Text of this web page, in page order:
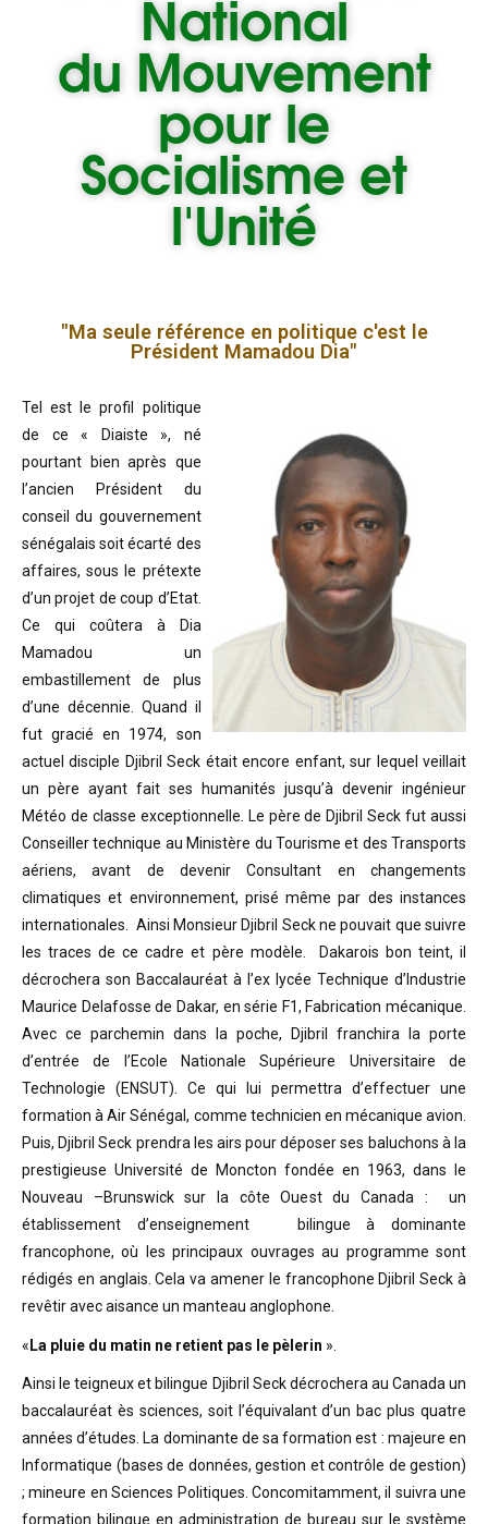
National
du Mouvement
pour le
Socialisme et
l'Unité
"Ma seule référence en politique c'est le
Président Mamadou Dia"
Tel est le profil politique
de ce « Diaiste », né
pourtant bien après que
l’ancien Président du
conseil du gouvernement
sénégalais soit écarté des
affaires, sous le prétexte
d’un projet de coup d’Etat.
Ce qui coûtera à Dia
Mamadou un
embastillement de plus
d’une décennie. Quand il
fut gracié en 1974, son
actuel disciple Djibril Seck était encore enfant, sur lequel veillait
un père ayant fait ses humanités jusqu’à devenir ingénieur
Météo de classe exceptionnelle. Le père de Djibril Seck fut aussi
Conseiller technique au Ministère du Tourisme et des Transports
aériens, avant de devenir Consultant en changements
climatiques et environnement, prisé même par des instances
internationales. Ainsi Monsieur Djibril Seck ne pouvait que suivre
les traces de ce cadre et père modèle. Dakarois bon teint, il
décrochera son Baccalauréat à l’ex lycée Technique d’Industrie
Maurice Delafosse de Dakar, en série F1, Fabrication mécanique.
Avec ce parchemin dans la poche, Djibril franchira la porte
d’entrée de l’Ecole Nationale Supérieure Universitaire de
Technologie (ENSUT). Ce qui lui permettra d’effectuer une
formation à Air Sénégal, comme technicien en mécanique avion.
Puis, Djibril Seck prendra les airs pour déposer ses baluchons à la
prestigieuse Université de Moncton fondée en 1963, dans le
Nouveau –Brunswick sur la côte Ouest du Canada : un
établissement d’enseignement bilingue à dominante
francophone, où les principaux ouvrages au programme sont
rédigés en anglais. Cela va amener le francophone Djibril Seck à
revêtir avec aisance un manteau anglophone.
«La pluie du matin ne retient pas le pèlerin ».
Ainsi le teigneux et bilingue Djibril Seck décrochera au Canada un
baccalauréat ès sciences, soit l’équivalant d’un bac plus quatre
années d’études. La dominante de sa formation est : majeure en
Informatique (bases de données, gestion et contrôle de gestion)
; mineure en Sciences Politiques. Concomitamment, il suivra une
formation bilingue en administration de bureau sur le système